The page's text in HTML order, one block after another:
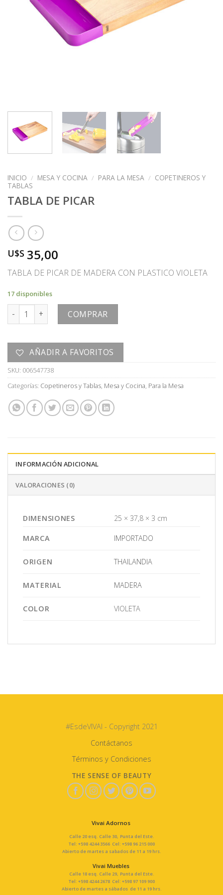
INICIO / MESA Y COCINA / PARA LA MESA / COPETINEROS Y
TABLAS
TABLA DE PICAR
U$S 35,00
TABLA DE PICAR DE MADERA CON PLASTICO VIOLETA
17 disponibles
TABLA DE PICAR cantidad
COMPRAR
AÑADIR A FAVORITOS
SKU: 006547738
Categorías: Copetineros y Tablas, Mesa y Cocina, Para la Mesa
INFORMACIÓN ADICIONAL
VALORACIONES (0)
DIMENSIONES 25 × 37,8 × 3 cm
MARCA IMPORTADO
ORIGEN THAILANDIA
MATERIAL MADERA
COLOR VIOLETA
#EsdeVIVAI - Copyright 2021
Contáctanos
Términos y Condiciones
THE SENSE OF BEAUTY
Vivai Adornos
Calle 20 esq. Calle 30, Punta del Este.
Tel: +598 4244 3566 Cel: +598 96 215 000
Abierto de martes a sabados de 11 a 19 hrs.
Vivai Muebles
Calle 18 esq. Calle 29, Punta del Este.
Tel: +598 4244 2678 Cel: +598 97 109 900
Abierto de martes a sábados de 11 a 19 hrs.